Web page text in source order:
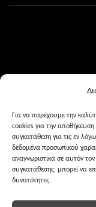
Για να παρέχουμε την
cookies για την
συγκατάθεση για τις εν
δεδομένα προσωπικού
αναγνωριστικά σε αυτόν
συγκατάθεσης, μπορεί να
δυνατότητες.